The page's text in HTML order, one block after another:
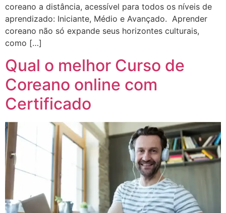
coreano a distância, acessível para todos os níveis de
aprendizado: Iniciante, Médio e Avançado. Aprender
coreano não só expande seus horizontes culturais,
como […]
Qual o melhor Curso de
Coreano online com
Certificado